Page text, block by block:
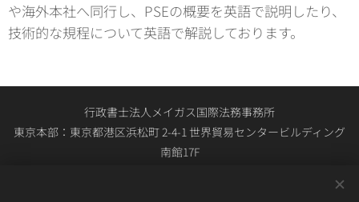
や海外本社へ同行し、PSEの概要を英語で説明したり、
技術的な規程について英語で解説しております。
行政書士法人メイガス国際法務事務所
東京本部：東京都港区浜松町 2-4-1 世界貿易センタービルディング
南館17F